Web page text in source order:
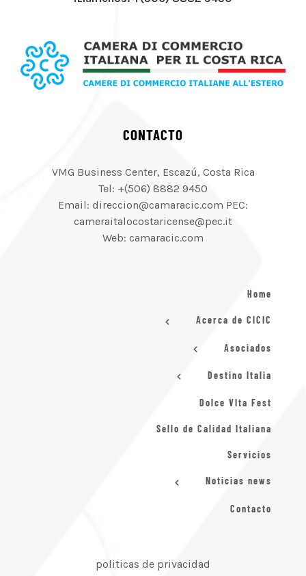
CONTACTO
VMG Business Center, Escazú, Costa Rica
Tel: +(506) 8882 9450
Email: direccion@camaracic.com PEC:
cameraitalocostaricense@pec.it
Web: camaracic.com
Home
Acerca de CICIC
Asociados
Destino Italia
Dolce VIta Fest
Sello de Calidad Italiana
Servicios
Noticias news
Contacto
politicas de privacidad